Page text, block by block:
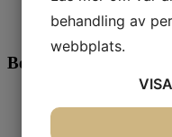
När:Efter övk.
Behandlingar som
Carbon-behandling
behandling av
webbplats.
VISA